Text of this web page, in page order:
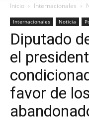
Inicio Internacionales
Internacionales Noticia
Diputado
el
favor de